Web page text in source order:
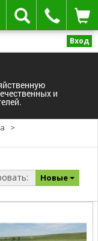
Вход
и
>
Новые